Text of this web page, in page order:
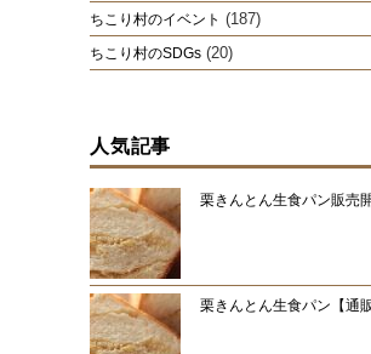
ちこり村のイベント (187)
ちこり村のSDGs (20)
人気記事
栗きんとん生食パン販売
栗きんとん生食パン【通